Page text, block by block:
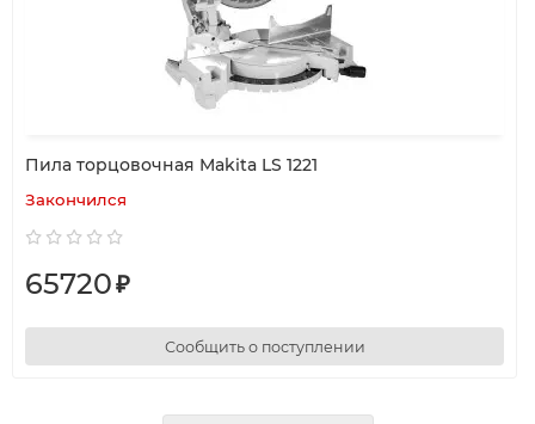
Пила торцовочная Makita LS 1221
Закончился
65720₽
Сообщить о поступлении